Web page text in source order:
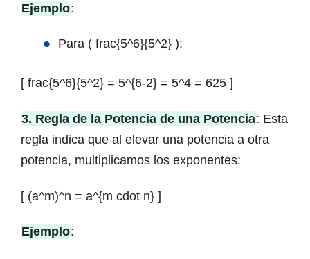
Ejemplo:
Para ( frac{5^6}{5^2} ):
[ frac{5^6}{5^2} = 5^{6-2} = 5^4 = 625 ]
3. Regla de la Potencia de una Potencia: Esta
regla indica que al elevar una potencia a otra
potencia, multiplicamos los exponentes:
[ (a^m)^n = a^{m cdot n} ]
Ejemplo: